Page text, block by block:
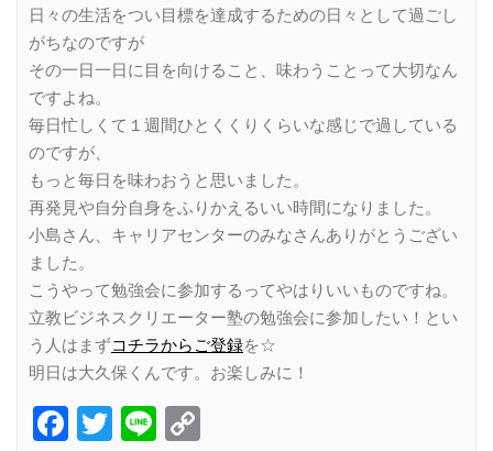
日々の生活をつい目標を達成するための日々として過ごし
がちなのですが
その一日一日に目を向けること、味わうことって大切なん
ですよね。
毎日忙しくて１週間ひとくくりくらいな感じで過している
のですが、
もっと毎日を味わおうと思いました。
再発見や自分自身をふりかえるいい時間になりました。
小島さん、キャリアセンターのみなさんありがとうござい
ました。
こうやって勉強会に参加するってやはりいいものですね。
立教ビジネスクリエーター塾の勉強会に参加したい！とい
う人はまずコチラからご登録を☆
明日は大久保くんです。お楽しみに！
Facebook
Twitter
Line